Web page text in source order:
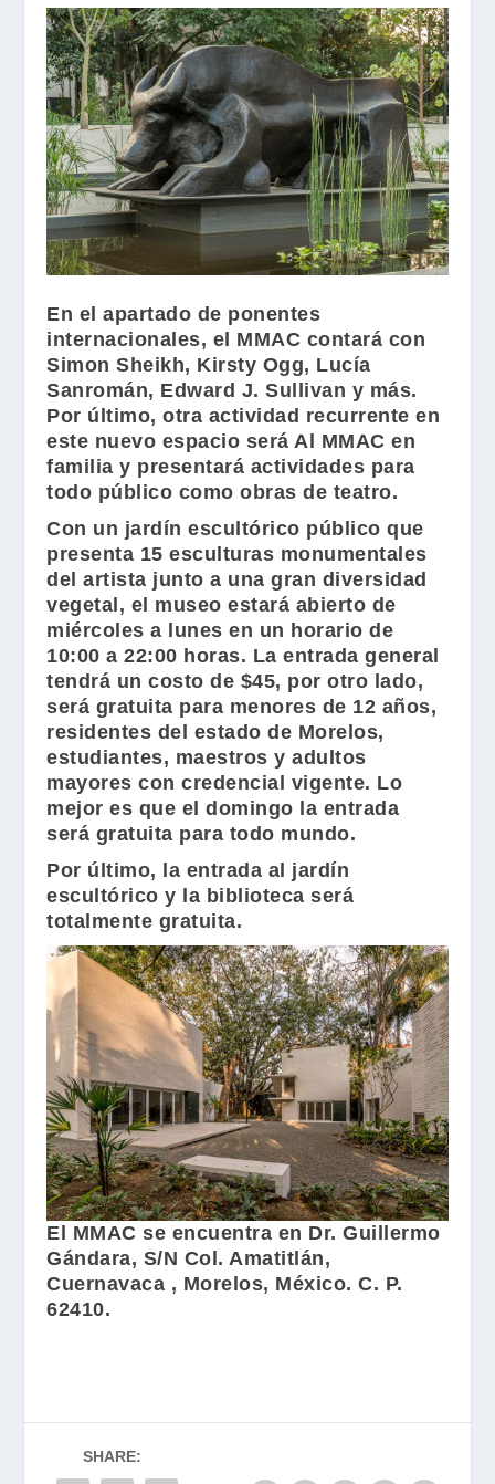
En el apartado de ponentes
internacionales, el MMAC contará con
Simon Sheikh, Kirsty Ogg, Lucía
Sanromán, Edward J. Sullivan y más.
Por último, otra actividad recurrente en
este nuevo espacio será Al MMAC en
familia y presentará actividades para
todo público como obras de teatro.
Con un jardín escultórico público que
presenta 15 esculturas monumentales
del artista junto a una gran diversidad
vegetal, el museo estará abierto de
miércoles a lunes en un horario de
10:00 a 22:00 horas. La entrada general
tendrá un costo de $45, por otro lado,
será gratuita para menores de 12 años,
residentes del estado de Morelos,
estudiantes, maestros y adultos
mayores con credencial vigente. Lo
mejor es que el domingo la entrada
será gratuita para todo mundo.
Por último, la entrada al jardín
escultórico y la biblioteca será
totalmente gratuita.
El MMAC se encuentra en Dr. Guillermo
Gándara, S/N Col. Amatitlán,
Cuernavaca , Morelos, México. C. P.
62410.
SHARE: